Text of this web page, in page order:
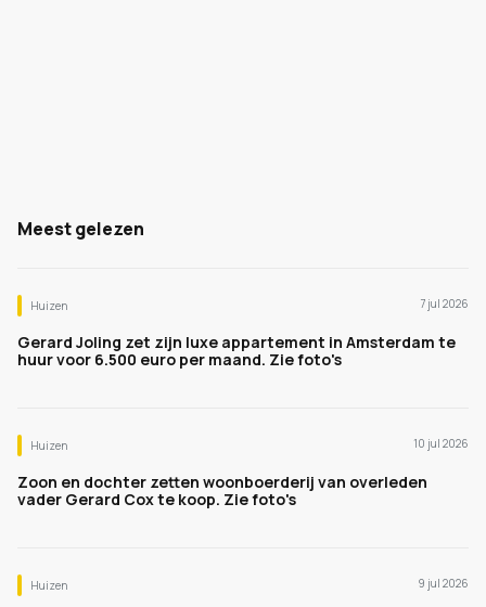
Meest gelezen
Huizen 7 jul 2026
Gerard Joling zet zijn luxe appartement in Amsterdam te
huur voor 6.500 euro per maand. Zie foto's
Huizen 10 jul 2026
Zoon en dochter zetten woonboerderij van overleden
vader Gerard Cox te koop. Zie foto's
Huizen 9 jul 2026